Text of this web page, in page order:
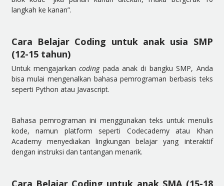
langkah ke kanan”.
Cara Belajar Coding untuk anak usia SMP
(12-15 tahun)
Untuk mengajarkancoding pada anak di bangku SMP, Anda
bisa mulai mengenalkan bahasa pemrograman berbasis teks
seperti Python atau Javascript.
Bahasa pemrograman ini menggunakan teks untuk menulis
kode, namun platform seperti Codecademy atau Khan
Academy menyediakan lingkungan belajar yang interaktif
dengan instruksi dan tantangan menarik.
Cara Belajar Coding untuk anak SMA (15-18